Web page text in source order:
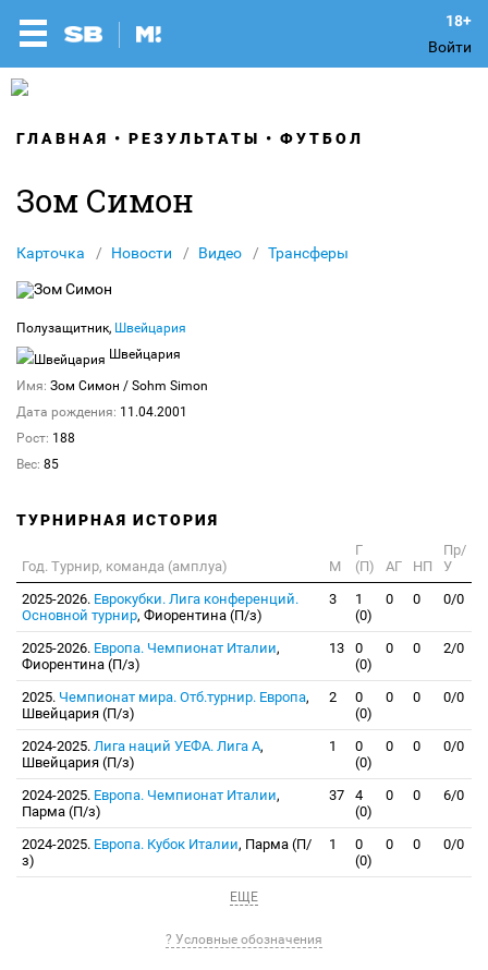
Войти
ГЛАВНАЯ РЕЗУЛЬТАТЫ ФУТБОЛ
Зом Симон
Карточка Новости Видео Трансферы
Полузащитник, Швейцария
Швейцария
Имя: Зом Симон / Sohm Simon
Дата рождения: 11.04.2001
Рост: 188
Вес: 85
ТУРНИРНАЯ ИСТОРИЯ
Год. Турнир, команда (амплуа) М
Г
(П)
АГ НП
Пр/
У
2025-2026. Еврокубки. Лига конференций.
Основной турнир, Фиорентина (П/з)
3
1
(0)
0 0 0/0
2025-2026. Европа. Чемпионат Италии,
Фиорентина (П/з)
13
0
(0)
0 0 2/0
2025. Чемпионат мира. Отб.турнир. Европа,
Швейцария (П/з)
2
0
(0)
0 0 0/0
2024-2025. Лига наций УЕФА. Лига А,
Швейцария (П/з)
1
0
(0)
0 0 0/0
2024-2025. Европа. Чемпионат Италии,
Парма (П/з)
37
4
(0)
0 0 6/0
2024-2025. Европа. Кубок Италии, Парма (П/
з)
1
0
(0)
0 0 0/0
ЕЩЕ
? Условные обозначения